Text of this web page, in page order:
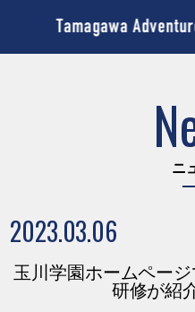
ニ
2023.03.06
玉川学園ホームペー
研修が紹